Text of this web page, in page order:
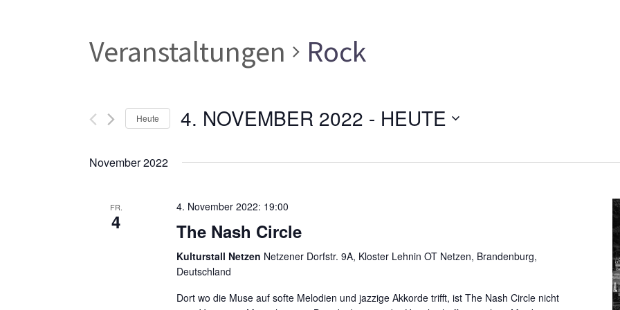
Veranstaltungen Rock
Heute 4. NOVEMBER 2022 - HEUTE
wählen.
November 2022
FR.
4
4. November 2022: 19:00
The Nash Circle
Kulturstall Netzen Netzener Dorfstr. 9A, Kloster Lehnin OT Netzen, Brandenburg,
Deutschland
Dort wo die Muse auf softe Melodien und jazzige Akkorde trifft, ist The Nash Circle nicht